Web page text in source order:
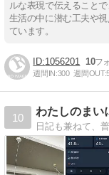
ルな表現で伝えること
生活の中に潜む工夫や
ています。
1056201 10
週間IN:300 週間OUT:
10
わたしのまい
日記も兼ねて、